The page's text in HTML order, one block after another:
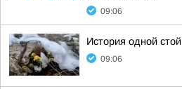
09:06
История одной
09:06